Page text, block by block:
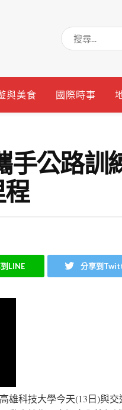
與美食 國際時事
手公路訓
LINE 分享到
雄科技大學今天(13日)與